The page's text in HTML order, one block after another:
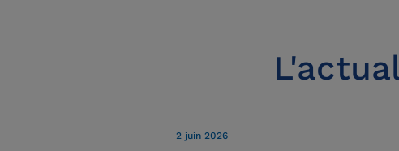
2 juin 2026